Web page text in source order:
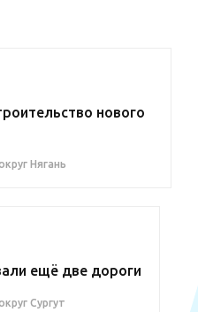
нового
Нягань
ещё две дороги
Сургут